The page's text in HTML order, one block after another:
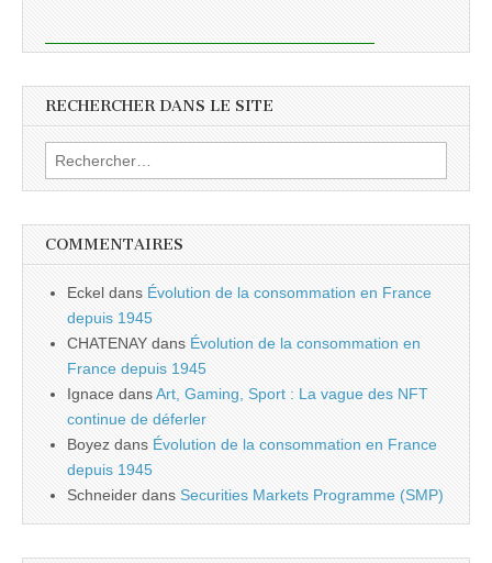
RECHERCHER DANS LE SITE
Rechercher :
COMMENTAIRES
Eckel dans Évolution de la consommation en France
depuis 1945
CHATENAY dans Évolution de la consommation en
France depuis 1945
Ignace dansArt, Gaming, Sport : La vague des NFT
continue de déferler
Boyez dans Évolution de la consommation en France
depuis 1945
Schneider dans Securities Markets Programme (SMP)